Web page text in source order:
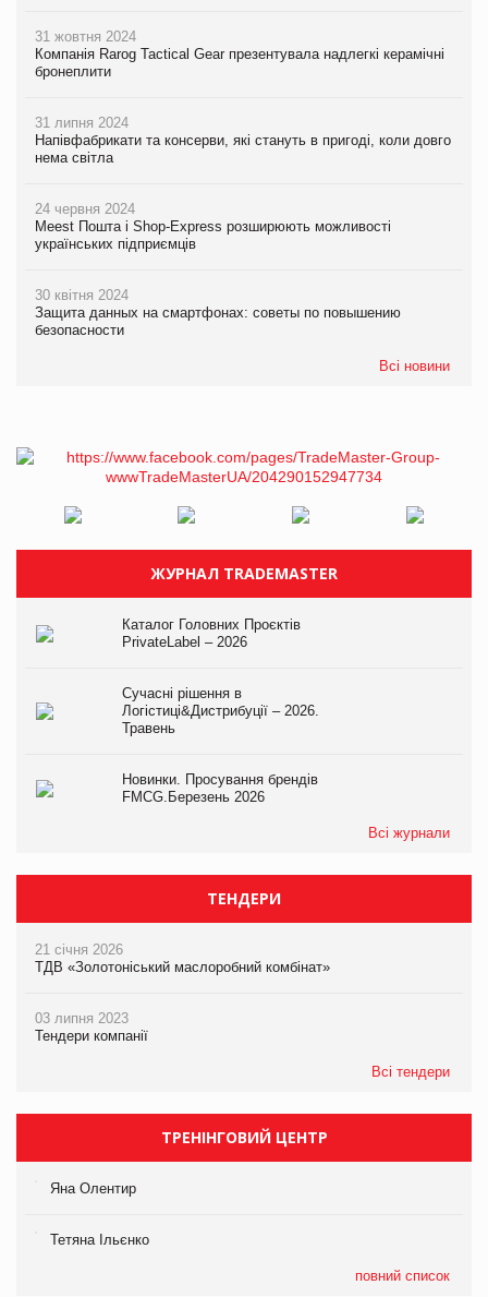
31 жовтня 2024
Компанія Rarog Tactical Gear презентувала надлегкі керамічні
бронеплити
31 липня 2024
Напівфабрикати та консерви, які стануть в пригоді, коли довго
нема світла
24 червня 2024
Meest Пошта і Shop-Express розширюють можливості
українських підприємців
30 квітня 2024
Защита данных на смартфонах: советы по повышению
безопасности
Всі новини
ЖУРНАЛ TRADEMASTER
Каталог Головних Проєктів
PrivateLabel – 2026
Сучасні рішення в
Логістиці&Дистрибуції – 2026.
Травень
Новинки. Просування брендів
FMCG.Березень 2026
Всі журнали
ТЕНДЕРИ
21 січня 2026
ТДВ «Золотоніський маслоробний комбінат»
03 липня 2023
Тендери компанії
Всі тендери
ТРЕНІНГОВИЙ ЦЕНТР
Яна Олентир
Тетяна Ільєнко
повний список